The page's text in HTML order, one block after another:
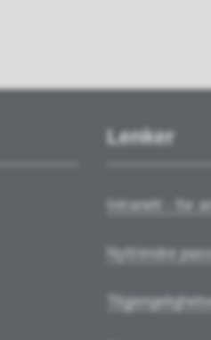
Lenker
Intranett - for
Nytt/endre